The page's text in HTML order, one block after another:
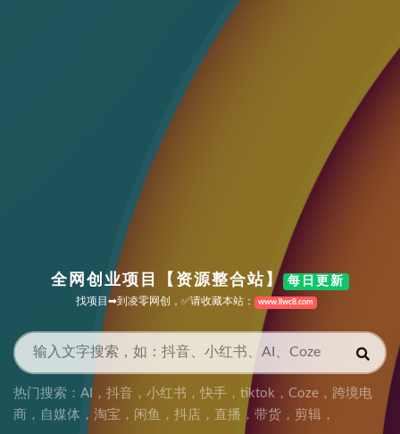
全网创业项目【资源整合站】 每日更新
找项目➡到凌零网创，✅请收藏本站： www.llwc8.com
热门搜索： AI ， 抖音 ， 小红书 ， 快手 ， tiktok ， Coze ， 跨境电
商 ， 自媒体 ， 淘宝 ， 闲鱼 ， 抖店 ， 直播 ， 带货 ， 剪辑 ，